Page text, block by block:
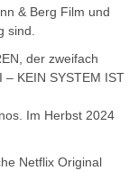
& Berg Film und
sind.
der zweifach
KEIN SYSTEM IST
Im Herbst 2024
Netflix Original